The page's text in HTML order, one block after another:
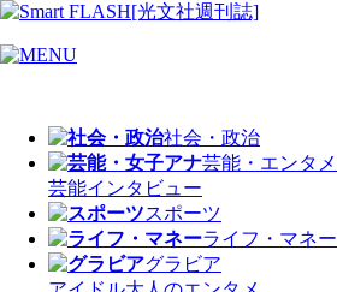
社会・政治
芸能・エンタメ
芸能インタビュー
スポーツ
ライフ・マネー
グラビア